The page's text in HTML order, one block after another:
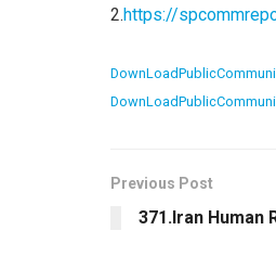
2.https://
Previous Post
371.Iran Human